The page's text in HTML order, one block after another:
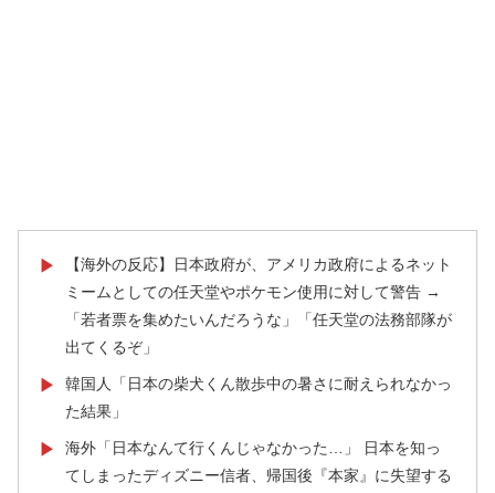
▶
【海外の反応】日本政府が、アメリカ政府によるネット
ミームとしての任天堂やポケモン使用に対して警告 →
「若者票を集めたいんだろうな」「任天堂の法務部隊が
出てくるぞ」
▶
韓国人「日本の柴犬くん散歩中の暑さに耐えられなかっ
た結果」
▶
海外「日本なんて行くんじゃなかった…」 日本を知っ
てしまったディズニー信者、帰国後『本家』に失望する